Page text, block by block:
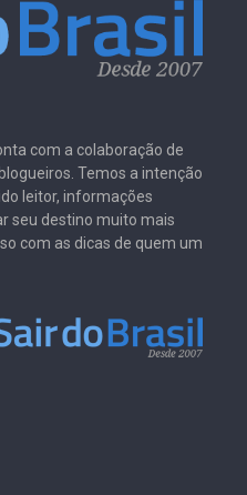
com a colaboração de
Temos a intenção
leitor, informações
seu destino muito mais
com as dicas de quem um